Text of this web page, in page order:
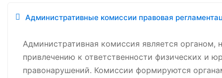
Административные комиссии правовая
Административная комиссия является
привлечению к ответственности физических и
правонарушений. Комиссии формируются